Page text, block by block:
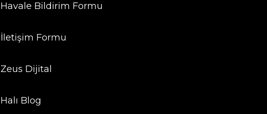
Havale Bildirim Formu
İletişim Formu
Zeus Dijital
Halı Blog